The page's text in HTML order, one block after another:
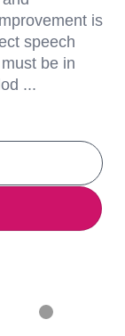
is
speech
be in
...